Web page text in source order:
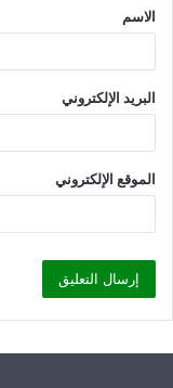
*
الاسم
البريد الإلكتروني
الموقع الإلكتروني